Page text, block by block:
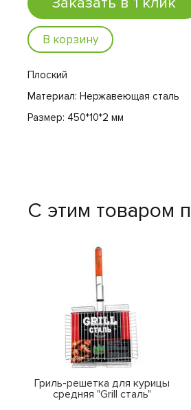
В корзину
Плоский
Материал: Нержавеющая сталь
Размер: 450*10*2 мм
С этим товаром
Гриль-решетка для курицы
средняя "Grill сталь"